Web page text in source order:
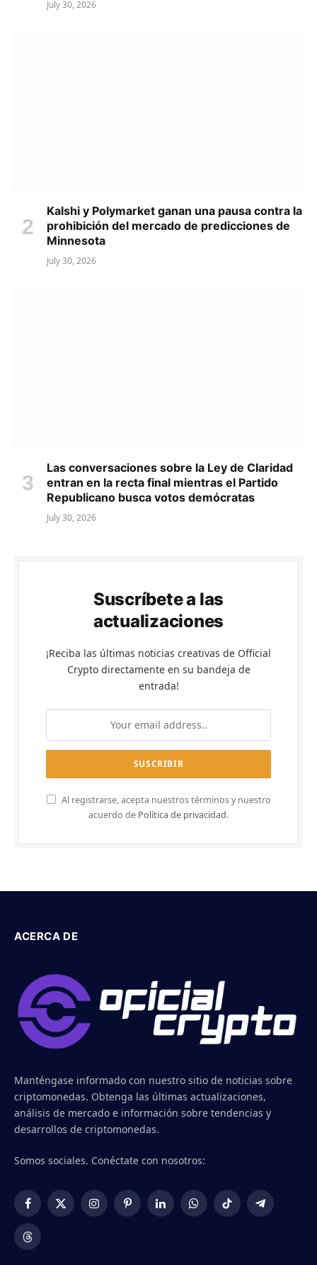
July 30, 2026
Kalshi y Polymarket ganan una pausa contra la
prohibición del mercado de predicciones de
Minnesota
July 30, 2026
Las conversaciones sobre la Ley de Claridad
entran en la recta final mientras el Partido
Republicano busca votos demócratas
July 30, 2026
Suscríbete a las
actualizaciones
¡Reciba las últimas noticias creativas de Official
Crypto directamente en su bandeja de
entrada!
Al registrarse, acepta nuestros términos y nuestro
acuerdo de Política de privacidad.
ACERCA DE
Manténgase informado con nuestro sitio de noticias sobre
criptomonedas. Obtenga las últimas actualizaciones,
análisis de mercado e información sobre tendencias y
desarrollos de criptomonedas.
Somos sociales. Conéctate con nosotros:
Facebook
X
InstagramPinterestLinkedInWhatsApp
TikTok Telegram
Threads